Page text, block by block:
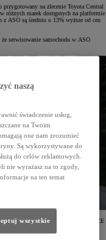
na zlecenie Toyota Central
różnych marek dostępnych na platformie
ASO są średnio o 13% wyższe od cen
serwisowanie samochodu w ASO
ASO SĄ ŚREDNIO O 17% WYŻSZE
WARSZTATÓW.
naszą
świadczenie usług,
na Twoim
one nam zrozumieć
Są wykorzystywane do
do celów reklamowych.
nie wyrażasz na to zgody,
na ten temat
wszystkie